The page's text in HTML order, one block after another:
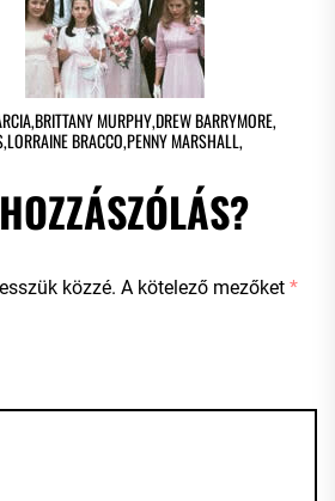
,BRITTANY MURPHY,DREW BARRYMORE,
,LORRAINE BRACCO,PENNY MARSHALL,
közzé. A kötelező mezőket *